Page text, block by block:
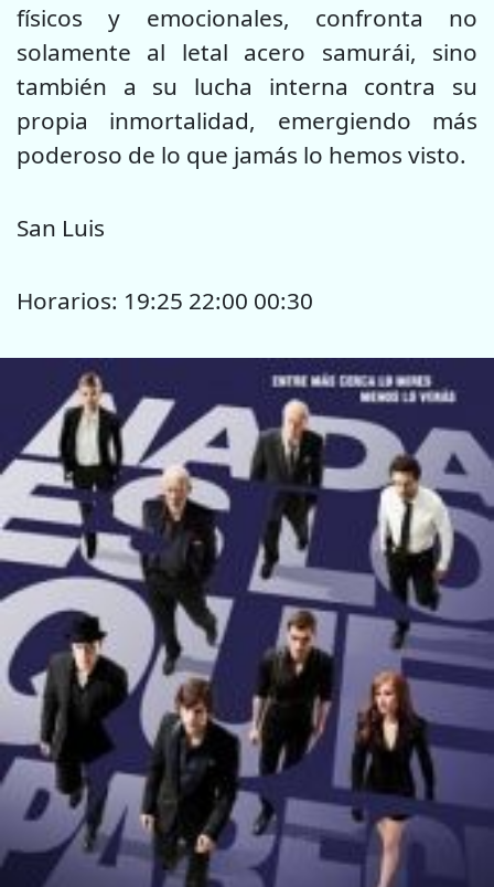
físicos y emocionales, confronta no
solamente al letal acero samurái, sino
también a su lucha interna contra su
propia inmortalidad, emergiendo más
poderoso de lo que jamás lo hemos visto.
San Luis
Horarios: 19:25 22:00 00:30